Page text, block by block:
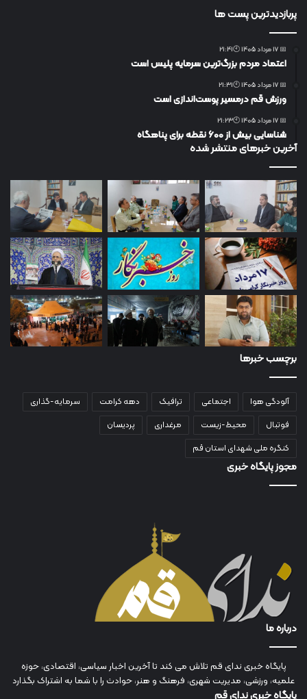
پربازدیدترین پست ها
📅 17 مرداد 1405 🕙21:41
اعتماد مردم بزرگ‌ترین سرمایه پلیس است
📅 17 مرداد 1405 🕙21:31
ورزش قم درمسیر پوست‌اندازی است
📅 17 مرداد 1405 🕙21:23
شناسایی بیش از ۶۰۰ نقطه برای پناهگاه
آخرین خبرهای منتشر شده
برچسب خبرها
آلودگی هوا اجتماعی ترافیک دهه کرامت
سرمایه-گذاری
فوتبال
محیط-زیست مرغداری
پردیسان
کنگره ملی شهدای استان قم
مجوز پایگاه خبری
درباره ما
پایگاه خبری ندای قم تلاش می کند تا آخرین اخبار سیاسی، اقتصادی، حوزه
علمیه، ورزشی، مدیریت شهری، فرهنگ و هنر، حوادث را با شما به اشتراک بگذارد